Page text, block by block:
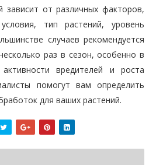
зависит от различных факторов,
тип растений, уровень
случаев рекомендуется
раз в сезон, особенно в
вредителей и роста
помогут вам определить
для ваших растений.